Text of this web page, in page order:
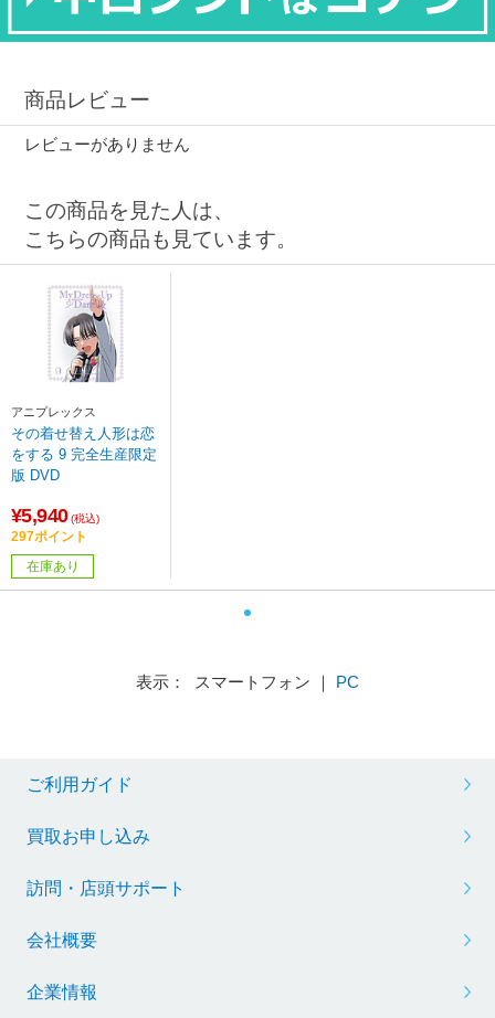
商品レビュー
レビューがありません
この商品を見た人は、
こちらの商品も見ています。
アニプレックス
その着せ替え人形は恋
をする 9 完全生産限定
版 DVD
¥5,940 (税込)
297ポイント
在庫あり
表示： スマートフォン ｜ PC
ご利用ガイド
買取お申し込み
訪問・店頭サポート
会社概要
企業情報